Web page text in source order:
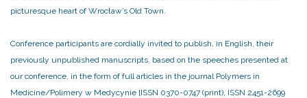
picturesque heart of Wrocław’s Old Town.
Conference participants are cordially invited to publish, in English, their
previously unpublished manuscripts, based on the speeches presented at
our conference, in the form of full articles in the journal Polymers in
Medicine/Polimery w Medycynie [ISSN 0370-0747 (print), ISSN 2451-2699